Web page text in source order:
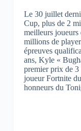
Le 30 juillet
Cup, plus de 2
meilleurs joueurs
millions de
épreuves
ans, Kyle «
premier prix de
joueur Fortnite
honneurs du